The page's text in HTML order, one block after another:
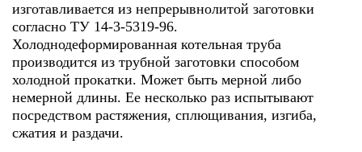
изготавливается из непрерывнолитой заготовки
согласно ТУ 14-3-5319-96.
Холоднодеформированная котельная труба
производится из трубной заготовки способом
холодной прокатки. Может быть мерной либо
немерной длины. Ее несколько раз испытывают
посредством растяжения, сплющивания, изгиба,
сжатия и раздачи.